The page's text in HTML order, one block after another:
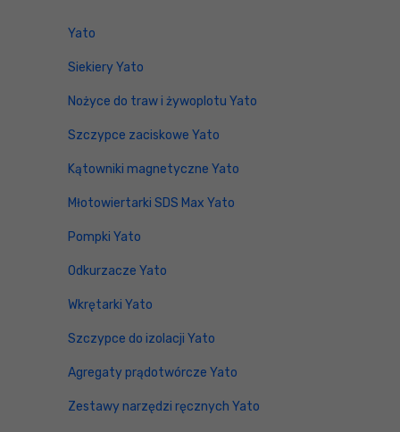
Yato
Siekiery Yato
Nożyce do traw i żywoplotu Yato
Szczypce zaciskowe Yato
Kątowniki magnetyczne Yato
Młotowiertarki SDS Max Yato
Pompki Yato
Odkurzacze Yato
Wkrętarki Yato
Szczypce do izolacji Yato
Agregaty prądotwórcze Yato
Zestawy narzędzi ręcznych Yato